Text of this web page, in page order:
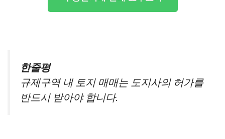
한줄평
규제구역 내 토지 매매는 도지사의 허가를
반드시 받아야 합니다.